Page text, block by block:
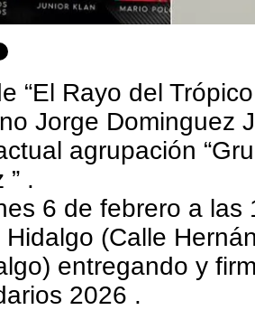
“El Rayo del
Jorge Dominguez
agrupación
” .
6 de febrero a las
(Calle
entregando y
2026 .